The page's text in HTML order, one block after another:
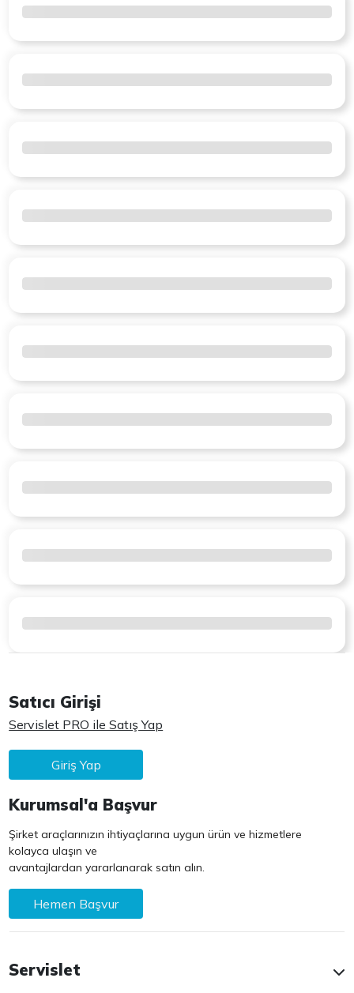
Satıcı Girişi
Servislet PRO ile Satış Yap
Giriş Yap
Kurumsal'a Başvur
Şirket araçlarınızın ihtiyaçlarına uygun ürün ve hizmetlere
kolayca ulaşın ve
avantajlardan yararlanarak satın alın.
Hemen Başvur
Servislet